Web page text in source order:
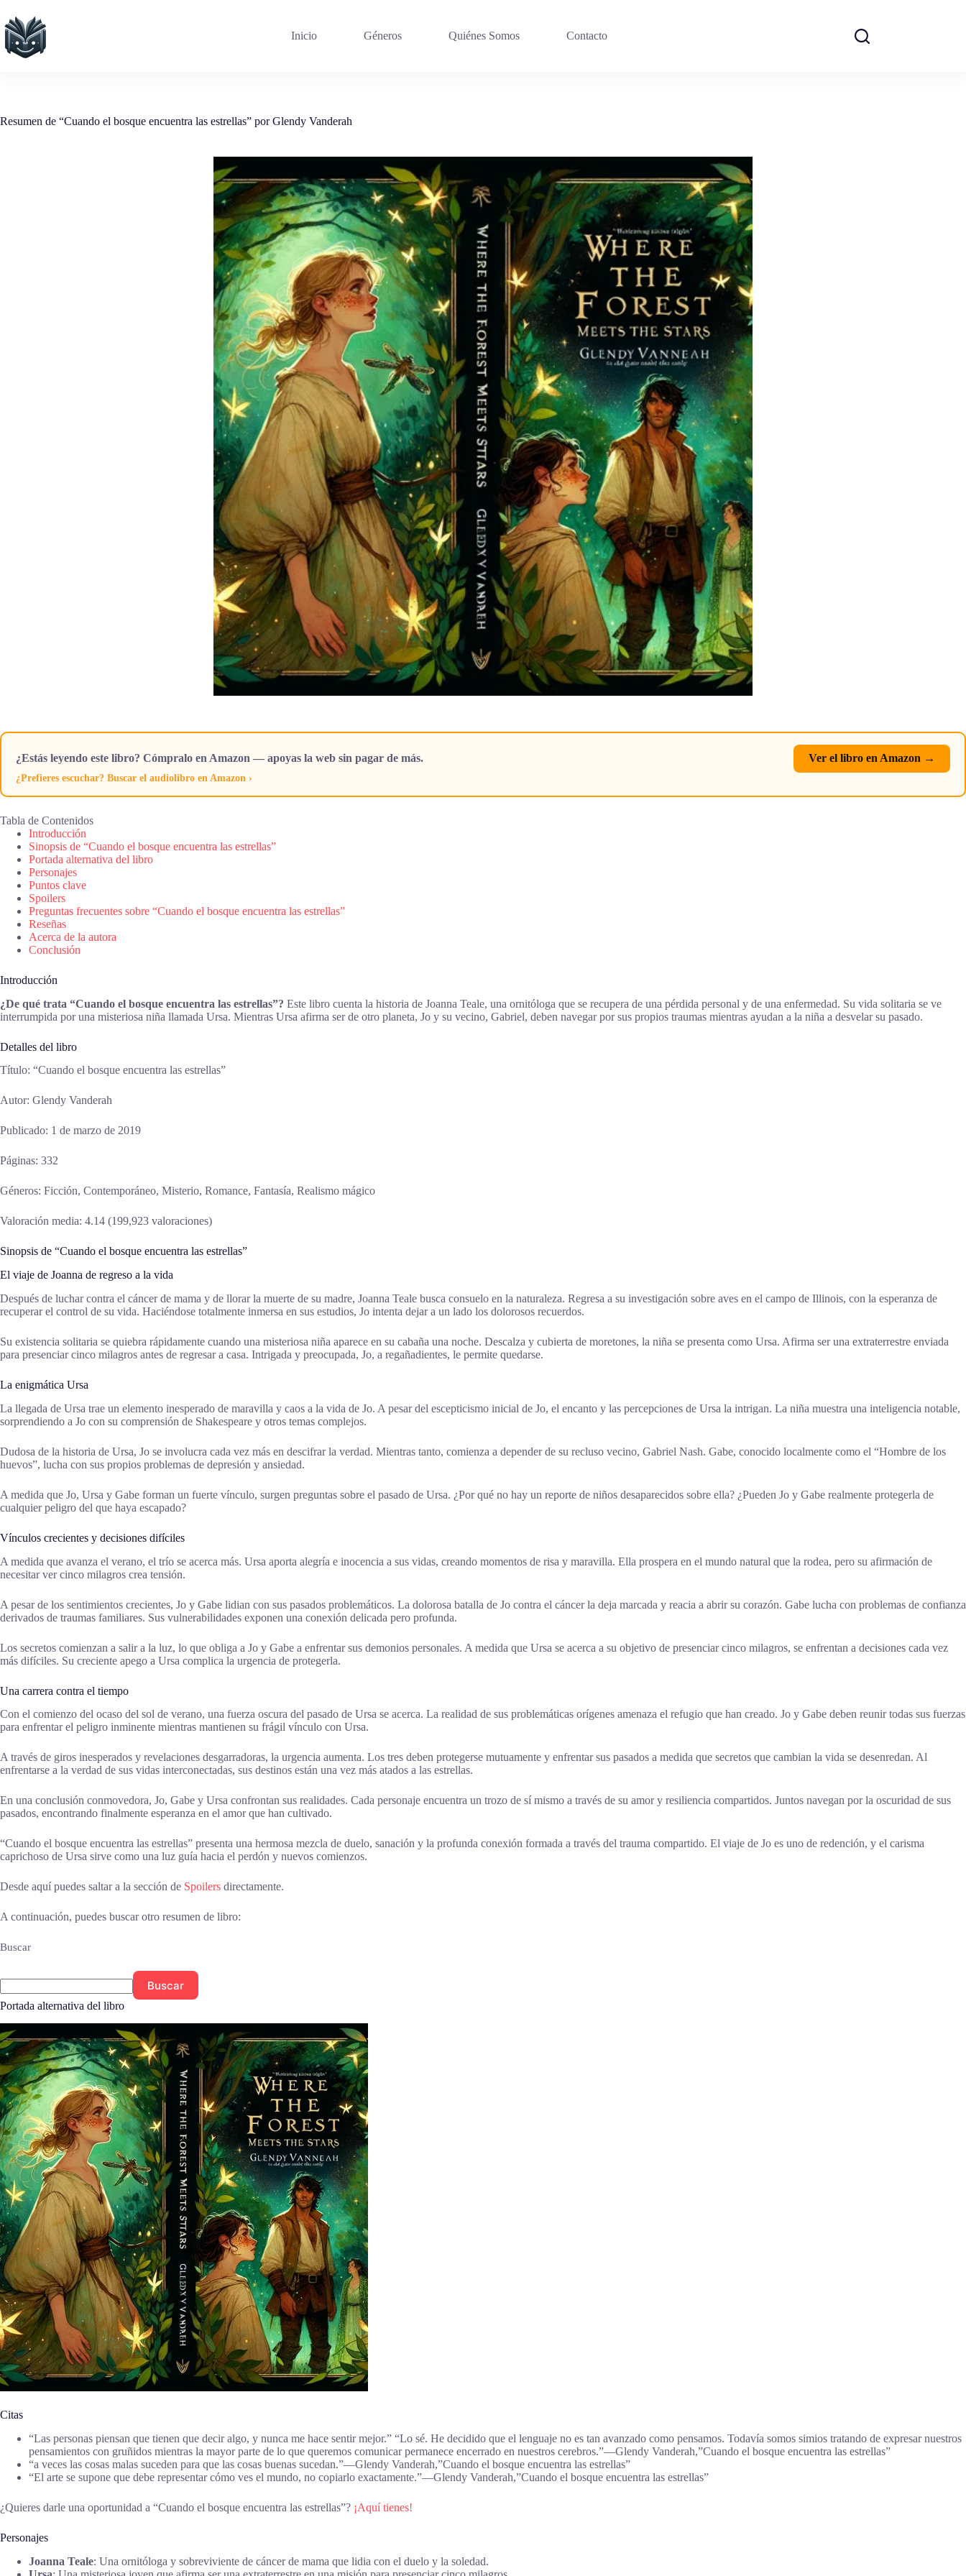
contenido
Inicio Géneros Quiénes Somos Contacto
Resumen de “Cuando el bosque encuentra las estrellas” por Glendy Vanderah
¿Estás leyendo este libro? Cómpralo en Amazon — apoyas la web sin pagar de más. Ver el libro en Amazon →
¿Prefieres escuchar? Buscar el audiolibro en Amazon ›
Tabla de Contenidos
Introducción
Sinopsis de “Cuando el bosque encuentra las estrellas”
Portada alternativa del libro
Personajes
Puntos clave
Spoilers
Preguntas frecuentes sobre “Cuando el bosque encuentra las estrellas”
Reseñas
Acerca de la autora
Conclusión
Introducción
¿De qué trata “Cuando el bosque encuentra las estrellas”? Este libro cuenta la historia de Joanna Teale, una ornitóloga que se recupera de una pérdida personal y de una enfermedad. Su vida solitaria se ve
interrumpida por una misteriosa niña llamada Ursa. Mientras Ursa afirma ser de otro planeta, Jo y su vecino, Gabriel, deben navegar por sus propios traumas mientras ayudan a la niña a desvelar su pasado.
Detalles del libro
Título: “Cuando el bosque encuentra las estrellas”
Autor: Glendy Vanderah
Publicado: 1 de marzo de 2019
Páginas: 332
Géneros: Ficción, Contemporáneo, Misterio, Romance, Fantasía, Realismo mágico
Valoración media: 4.14 (199,923 valoraciones)
Sinopsis de “Cuando el bosque encuentra las estrellas”
El viaje de Joanna de regreso a la vida
Después de luchar contra el cáncer de mama y de llorar la muerte de su madre, Joanna Teale busca consuelo en la naturaleza. Regresa a su investigación sobre aves en el campo de Illinois, con la esperanza de
recuperar el control de su vida. Haciéndose totalmente inmersa en sus estudios, Jo intenta dejar a un lado los dolorosos recuerdos.
Su existencia solitaria se quiebra rápidamente cuando una misteriosa niña aparece en su cabaña una noche. Descalza y cubierta de moretones, la niña se presenta como Ursa. Afirma ser una extraterrestre enviada
para presenciar cinco milagros antes de regresar a casa. Intrigada y preocupada, Jo, a regañadientes, le permite quedarse.
La enigmática Ursa
La llegada de Ursa trae un elemento inesperado de maravilla y caos a la vida de Jo. A pesar del escepticismo inicial de Jo, el encanto y las percepciones de Ursa la intrigan. La niña muestra una inteligencia notable,
sorprendiendo a Jo con su comprensión de Shakespeare y otros temas complejos.
Dudosa de la historia de Ursa, Jo se involucra cada vez más en descifrar la verdad. Mientras tanto, comienza a depender de su recluso vecino, Gabriel Nash. Gabe, conocido localmente como el “Hombre de los
huevos”, lucha con sus propios problemas de depresión y ansiedad.
A medida que Jo, Ursa y Gabe forman un fuerte vínculo, surgen preguntas sobre el pasado de Ursa. ¿Por qué no hay un reporte de niños desaparecidos sobre ella? ¿Pueden Jo y Gabe realmente protegerla de
cualquier peligro del que haya escapado?
Vínculos crecientes y decisiones difíciles
A medida que avanza el verano, el trío se acerca más. Ursa aporta alegría e inocencia a sus vidas, creando momentos de risa y maravilla. Ella prospera en el mundo natural que la rodea, pero su afirmación de
necesitar ver cinco milagros crea tensión.
A pesar de los sentimientos crecientes, Jo y Gabe lidian con sus pasados problemáticos. La dolorosa batalla de Jo contra el cáncer la deja marcada y reacia a abrir su corazón. Gabe lucha con problemas de confianza
derivados de traumas familiares. Sus vulnerabilidades exponen una conexión delicada pero profunda.
Los secretos comienzan a salir a la luz, lo que obliga a Jo y Gabe a enfrentar sus demonios personales. A medida que Ursa se acerca a su objetivo de presenciar cinco milagros, se enfrentan a decisiones cada vez
más difíciles. Su creciente apego a Ursa complica la urgencia de protegerla.
Una carrera contra el tiempo
Con el comienzo del ocaso del sol de verano, una fuerza oscura del pasado de Ursa se acerca. La realidad de sus problemáticas orígenes amenaza el refugio que han creado. Jo y Gabe deben reunir todas sus fuerzas
para enfrentar el peligro inminente mientras mantienen su frágil vínculo con Ursa.
A través de giros inesperados y revelaciones desgarradoras, la urgencia aumenta. Los tres deben protegerse mutuamente y enfrentar sus pasados a medida que secretos que cambian la vida se desenredan. Al
enfrentarse a la verdad de sus vidas interconectadas, sus destinos están una vez más atados a las estrellas.
En una conclusión conmovedora, Jo, Gabe y Ursa confrontan sus realidades. Cada personaje encuentra un trozo de sí mismo a través de su amor y resiliencia compartidos. Juntos navegan por la oscuridad de sus
pasados, encontrando finalmente esperanza en el amor que han cultivado.
“Cuando el bosque encuentra las estrellas” presenta una hermosa mezcla de duelo, sanación y la profunda conexión formada a través del trauma compartido. El viaje de Jo es uno de redención, y el carisma
caprichoso de Ursa sirve como una luz guía hacia el perdón y nuevos comienzos.
Desde aquí puedes saltar a la sección de Spoilers directamente.
A continuación, puedes buscar otro resumen de libro:
Buscar
Buscar
Portada alternativa del libro
Citas
“Las personas piensan que tienen que decir algo, y nunca me hace sentir mejor.” “Lo sé. He decidido que el lenguaje no es tan avanzado como pensamos. Todavía somos simios tratando de expresar nuestros
pensamientos con gruñidos mientras la mayor parte de lo que queremos comunicar permanece encerrado en nuestros cerebros.”―Glendy Vanderah,”Cuando el bosque encuentra las estrellas”
“a veces las cosas malas suceden para que las cosas buenas sucedan.”―Glendy Vanderah,”Cuando el bosque encuentra las estrellas”
“El arte se supone que debe representar cómo ves el mundo, no copiarlo exactamente.”―Glendy Vanderah,”Cuando el bosque encuentra las estrellas”
¿Quieres darle una oportunidad a “Cuando el bosque encuentra las estrellas”? ¡Aquí tienes!
Personajes
Joanna Teale: Una ornitóloga y sobreviviente de cáncer de mama que lidia con el duelo y la soledad.